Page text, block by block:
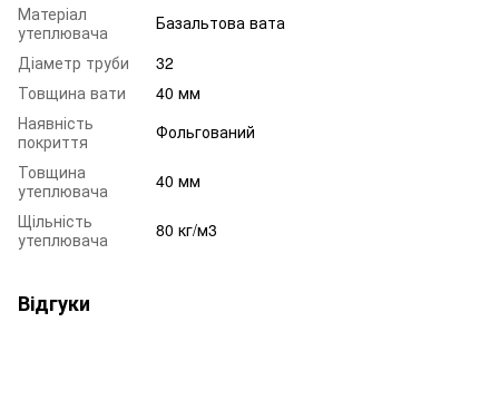
Матеріал
утеплювача
Базальтова вата
Діаметр труби
32
Товщина вати
40 мм
Наявність
покриття
Фольгований
Товщина
утеплювача
40 мм
Щільність
утеплювача
80 кг/м3
Відгуки